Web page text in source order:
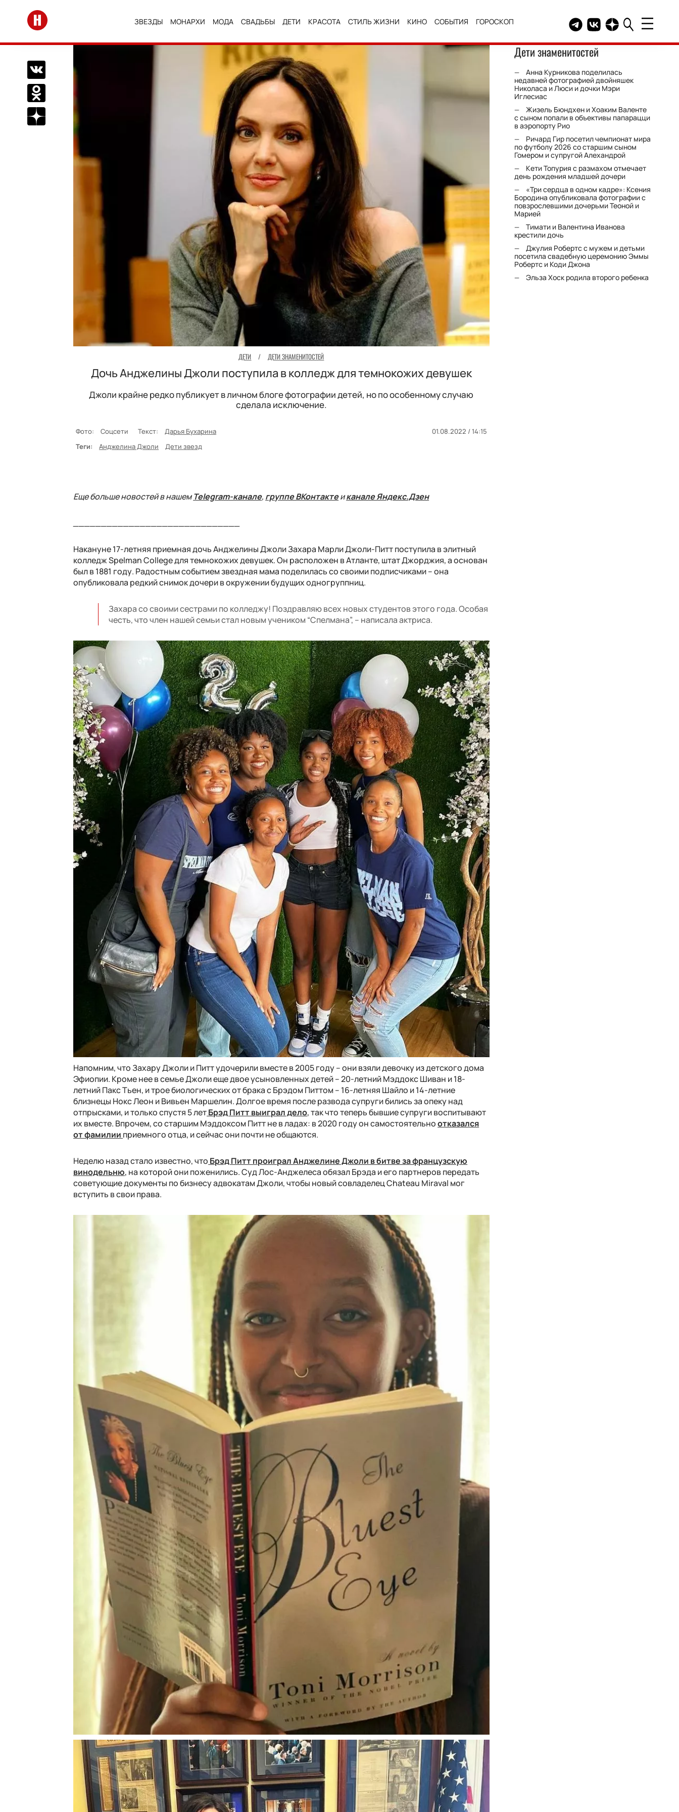
Перейти на главную
ЗВЕЗДЫ МОНАРХИ МОДА СВАДЬБЫ ДЕТИ КРАСОТА СТИЛЬ ЖИЗНИ КИНО СОБЫТИЯ ГОРОСКОП Telegram канал HELLO
Группа HELLO
Канал HELLO в
Поделиться Вконтакте
Поделиться в Одноклассниках
Подписаться на нас в Дзен
ДЕТИ / ДЕТИ ЗНАМЕНИТОСТЕЙ
Дочь Анджелины Джоли поступила в колледж для темнокожих девушек
Джоли крайне редко публикует в личном блоге фотографии детей, но по особенному случаю
сделала исключение.
Фото: Соцсети Текст: Дарья Бухарина
01.08.2022 / 14:15
Теги:
Анджелина Джоли Дети звезд
Еще больше новостей в нашемTelegram-канале, группе ВКонтактеиканале Яндекс.Дзен
Накануне 17-летняя приемная дочь Анджелины Джоли Захара Марли Джоли-Питт поступила в элитный
колледж Spelman College для темнокожих девушек. Он расположен в Атланте, штат Джорджия, а основан
был в 1881 году. Радостным событием звездная мама поделилась со своими подписчиками – она
опубликовала редкий снимок дочери в окружении будущих одногруппниц.
Захара со своими сестрами по колледжу! Поздравляю всех новых студентов этого года. Особая
честь, что член нашей семьи стал новым учеником “Спелмана”, – написала актриса.
Напомним, что Захару Джоли и Питт удочерили вместе в 2005 году – они взяли девочку из детского дома
Эфиопии. Кроме нее в семье Джоли еще двое усыновленных детей – 20-летний Мэддокс Шиван и 18-
летний Пакс Тьен, и трое биологических от брака с Брэдом Питтом – 16-летняя Шайло и 14-летние
близнецы Нокс Леон и Вивьен Маршелин. Долгое время после развода супруги бились за опеку над
отпрысками, и только спустя 5 летБрэд Питт выиграл дело, так что теперь бывшие супруги воспитывают
их вместе. Впрочем, со старшим Мэддоксом Питт не в ладах: в 2020 году он самостоятельноотказался
от фамилии приемного отца, и сейчас они почти не общаются.
Неделю назад стало известно, что Брэд Питт проиграл Анджелине Джоли в битве за французскую
винодельню, на которой они поженились. Суд Лос-Анджелеса обязал Брэда и его партнеров передать
советующие документы по бизнесу адвокатам Джоли, чтобы новый совладелец Chateau Miraval мог
вступить в свои права.
Дети знаменитостей
Анна Курникова поделилась
недавней фотографией двойняшек
Николаса и Люси и дочки Мэри
Иглесиас
Жизель Бюндхен и Хоаким Валенте
с сыном попали в объективы папарацци
в аэропорту Рио
Ричард Гир посетил чемпионат мира
по футболу 2026 со старшим сыном
Гомером и супругой Алехандрой
Кети Топурия с размахом отмечает
день рождения младшей дочери
«Три сердца в одном кадре»: Ксения
Бородина опубликовала фотографии с
повзрослевшими дочерьми Теоной и
Марией
Тимати и Валентина Иванова
крестили дочь
Джулия Робертс с мужем и детьми
посетила свадебную церемонию Эммы
Робертс и Коди Джона
Эльза Хоск родила второго ребенка